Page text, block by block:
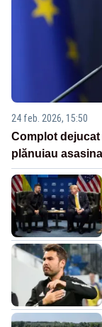
24 feb. 2026, 15:50
Complot
plănuiau